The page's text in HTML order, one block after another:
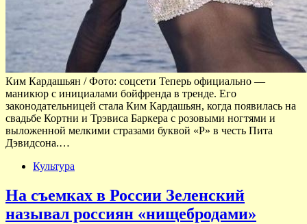
Ким Кардашьян / Фото: соцсети Теперь официально —
маникюр с инициалами бойфренда в тренде. Его
законодательницей стала Ким Кардашьян, когда появилась на
свадьбе Кортни и Трэвиса Баркера с розовыми ногтями и
выложенной мелкими стразами буквой «P» в честь Пита
Дэвидсона.…
Культура
На съемках в России Зеленский
называл россиян «нищебродами»